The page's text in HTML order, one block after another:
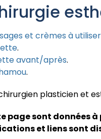
et crèmes à
.
avant/après.
.
plasticien et
sont données
et liens sont